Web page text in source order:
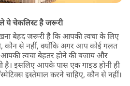
ये चेकलिस्ट है जरूरी
बेहद जरूरी है कि आपकी त्वचा के लिए
कौन से नहीं, क्योंकि अगर आप कोई गलत
आपकी त्वचा बेहतर होने की बजाय और
है। इसलिए आपके पास एक गाइड होनी ही
इस्तेमाल करने चाहिए, कौन से नहीं।